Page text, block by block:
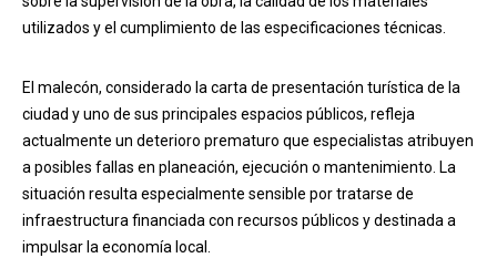
utilizados y el cumplimiento de las especificaciones técnicas.
El malecón, considerado la carta de presentación turística de la
ciudad y uno de sus principales espacios públicos, refleja
actualmente un deterioro prematuro que especialistas atribuyen
a posibles fallas en planeación, ejecución o mantenimiento. La
situación resulta especialmente sensible por tratarse de
infraestructura financiada con recursos públicos y destinada a
impulsar la economía local.